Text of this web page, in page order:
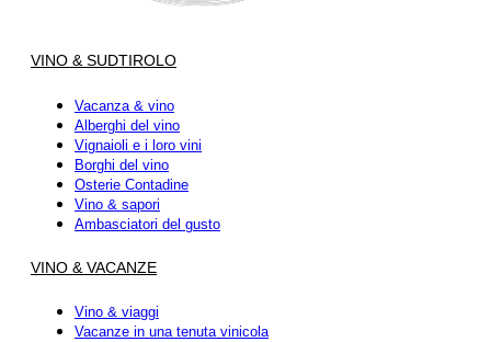
VINO & SUDTIROLO
Vacanza & vino
Alberghi del vino
Vignaioli e i loro vini
Borghi del vino
Osterie Contadine
Vino & sapori
Ambasciatori del gusto
VINO & VACANZE
Vino & viaggi
Vacanze in una tenuta vinicola